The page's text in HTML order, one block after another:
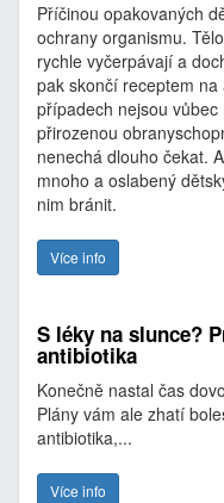
Příčinou opakovaných
ochrany organismu.
rychle vyčerpávají a
pak skončí receptem
případech nejsou
přirozenou
nenechá dlouho čekat.
mnoho a oslabený
nim bránit.
Více info
S léky na slunce?
antibiotika
Konečně nastal čas
Plány vám ale zhatí
antibiotika,...
Více info